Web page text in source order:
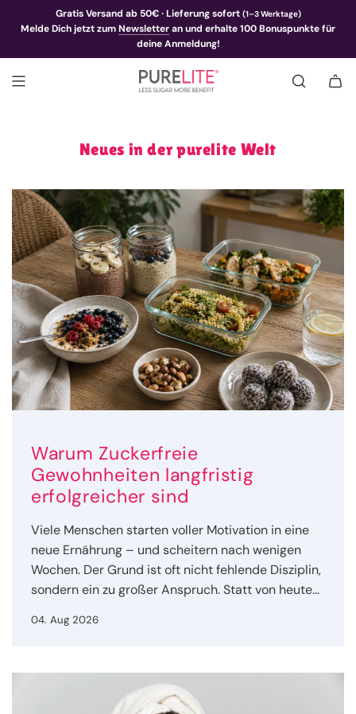
Gratis Versand ab 50€ · Lieferung sofort (1–3 Werktage)
Melde Dich jetzt zumNewsletteran und erhalte 100 Bonuspunkte für
deine Anmeldung!
Neues in der purelite Welt
Warum Zuckerfreie
Gewohnheiten langfristig
erfolgreicher sind
Viele Menschen starten voller Motivation in eine
neue Ernährung – und scheitern nach wenigen
Wochen. Der Grund ist oft nicht fehlende Disziplin,
sondern ein zu großer Anspruch. Statt von heute...
04. Aug 2026